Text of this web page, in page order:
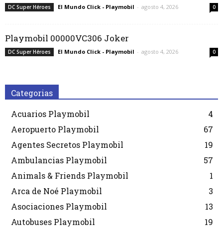
DC Super Héroes El Mundo Click - Playmobil - agosto 4, 2026 0
Playmobil 00000VC306 Joker
DC Super Héroes El Mundo Click - Playmobil - agosto 4, 2026 0
Categorias
Acuarios Playmobil
4
Aeropuerto Playmobil
67
Agentes Secretos Playmobil
19
Ambulancias Playmobil
57
Animals & Friends Playmobil
1
Arca de Noé Playmobil
3
Asociaciones Playmobil
13
Autobuses Playmobil
19